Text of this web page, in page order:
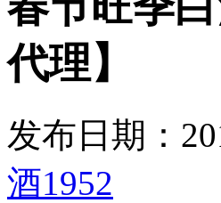
代理】
发布日期：
酒1952